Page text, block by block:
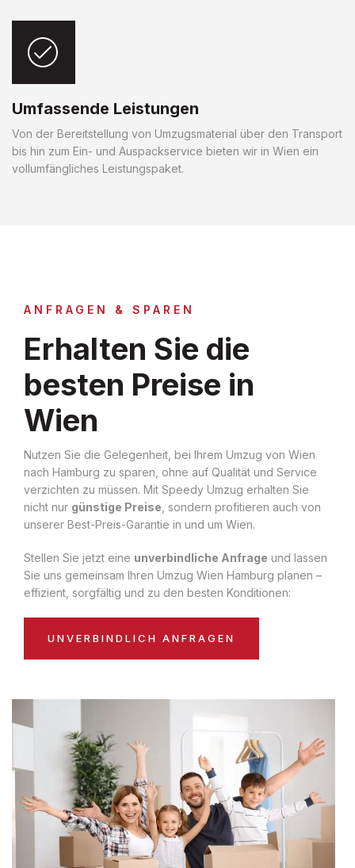
Umfassende Leistungen
Von der Bereitstellung von Umzugsmaterial über den Transport
bis hin zum Ein- und Auspackservice bieten wir in Wien ein
vollumfängliches Leistungspaket.
ANFRAGEN & SPAREN
Erhalten Sie die
besten Preise in
Wien
Nutzen Sie die Gelegenheit, bei Ihrem Umzug von Wien
nach Hamburg zu sparen, ohne auf Qualität und Service
verzichten zu müssen. Mit Speedy Umzug erhalten Sie
nicht nur günstige Preise , sondern profitieren auch von
unserer Best-Preis-Garantie in und um Wien.
Stellen Sie jetzt eine unverbindliche Anfrage und lassen
Sie uns gemeinsam Ihren Umzug Wien Hamburg planen –
effizient, sorgfältig und zu den besten Konditionen:
UNVERBINDLICH ANFRAGEN